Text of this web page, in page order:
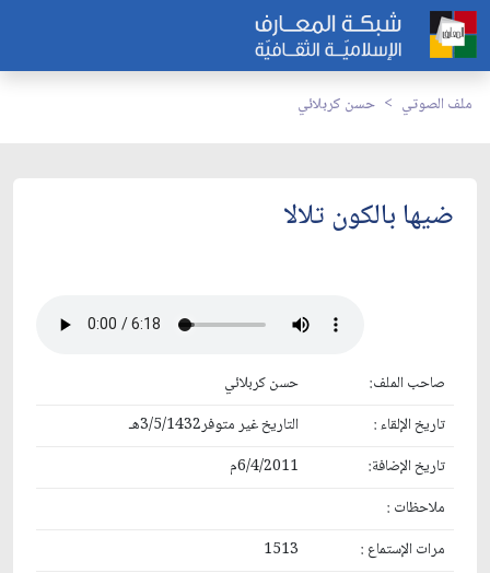
ملف الصوتي حسن كربلائي
ضيها بالكون تلالا
صاحب الملف:
حسن كربلائي
تاريخ الإلقاء :
التاريخ غير متوفر3/5/1432هـ
تاريخ الإضافة:
6/4/2011م
ملاحظات :
مرات الإستماع :
1513